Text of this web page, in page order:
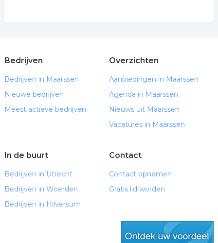
Bedrijven
Bedrijven in Maarssen
Nieuwe bedrijven
Meest actieve bedrijven
Overzichten
Aanbiedingen in Maarssen
Agenda in Maarssen
Nieuws uit Maarssen
Vacatures in Maarssen
In de buurt
Bedrijven in Utrecht
Bedrijven in Woerden
Bedrijven in Hilversum
Contact
Contact opnemen
Gratis lid worden